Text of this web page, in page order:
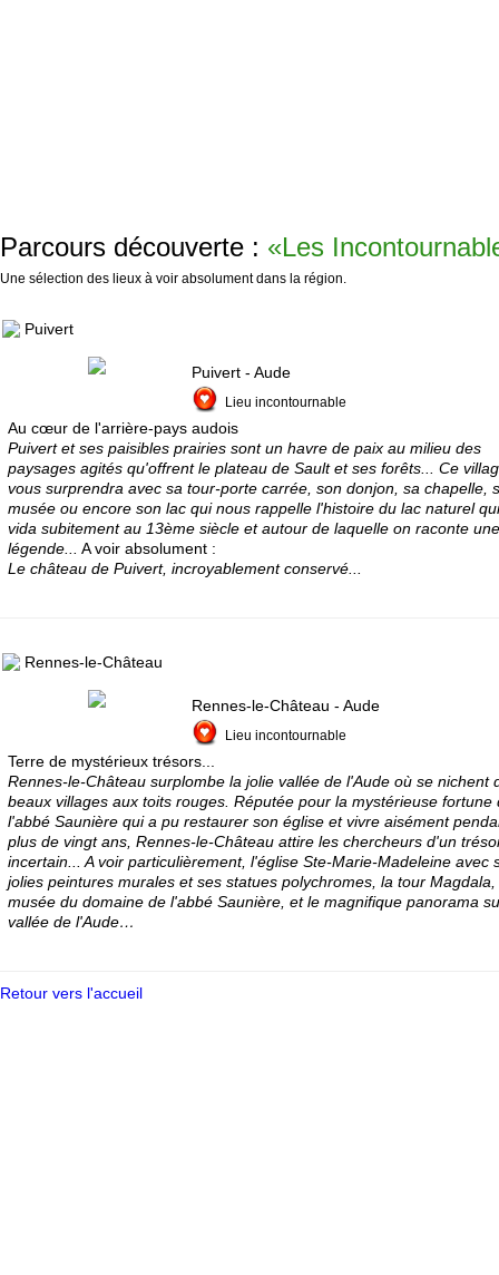
Parcours découverte : «Les
Une sélection des lieux à voir absolument dans la région.
Puivert
Puivert - Aude
Lieu incontournable
Au cœur de l'arrière-pays audois
Puivert et ses paisibles prairies sont un havre de paix au milieu des
paysages agités qu'offrent le plateau de Sault et ses forêts... Ce
vous surprendra avec sa tour-porte carrée, son donjon, sa chapelle,
musée ou encore son lac qui nous rappelle l'histoire du lac naturel
vida subitement au 13ème siècle et autour de laquelle on raconte une
légende...
A voir absolument :
Le château de Puivert, incroyablement conservé...
Rennes-le-Château
Rennes-le-Château - Aude
Lieu incontournable
Terre de mystérieux trésors...
Rennes-le-Château surplombe la jolie vallée de l'Aude où se nichent
beaux villages aux toits rouges. Réputée pour la mystérieuse fortune
l'abbé Saunière qui a pu restaurer son église et vivre aisément
plus de vingt ans, Rennes-le-Château attire les chercheurs d'un
incertain... A voir particulièrement, l'église Ste-Marie-Madeleine avec
jolies peintures murales et ses statues polychromes, la tour Magdala,
musée du domaine de l'abbé Saunière, et le magnifique panorama
vallée de l'Aude…
Retour vers l'accueil